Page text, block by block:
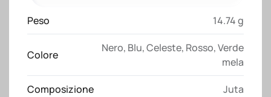
e
inserti
colorati
quantità
Peso 14.74 g
Colore
Nero, Blu,Celeste, Rosso,Verde
mela
Composizione Juta